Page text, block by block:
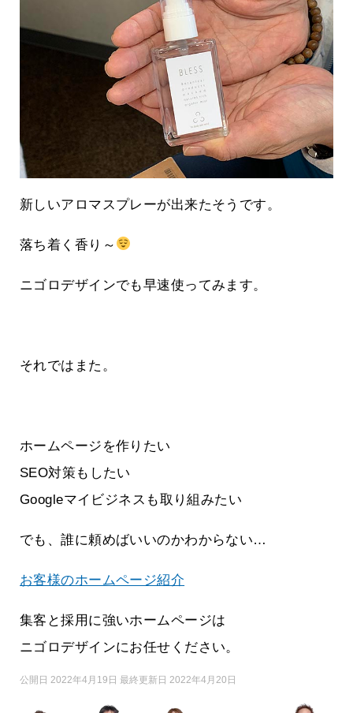
新しいアロマスプレーが出来たそうです。
落ち着く香り～
ニゴロデザインでも早速使ってみます。
それではまた。
ホームページを作りたい
SEO対策もしたい
Googleマイビジネスも取り組みたい
でも、誰に頼めばいいのかわからない…
お客様のホームページ紹介
集客と採用に強いホームページは
ニゴロデザインにお任せください。
公開日 2022年4月19日 最終更新日 2022年4月20日